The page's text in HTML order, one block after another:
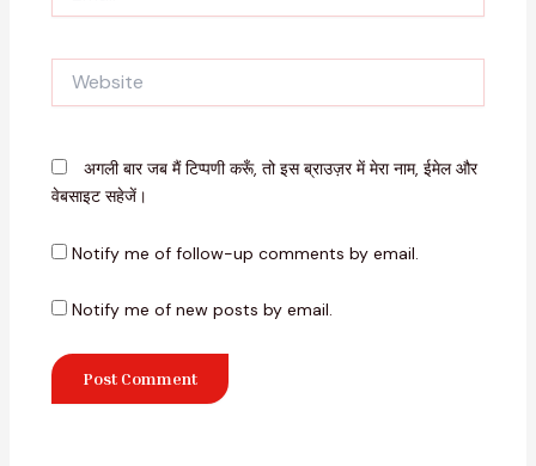
अगली बार जब मैं टिप्पणी करूँ, तो इस ब्राउज़र में मेरा नाम, ईमेल और
वेबसाइट सहेजें।
Notify me of follow-up comments by email.
Notify me of new posts by email.